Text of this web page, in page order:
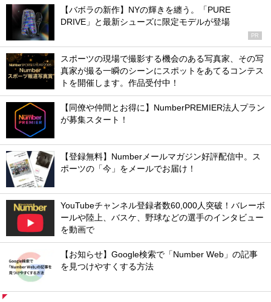
【バボラの新作】NYの輝きを纏う。「PURE
DRIVE」と最新シューズに限定モデルが登場
PR
スポーツの現場で撮影する機会のある写真家、その写
真家が撮る一瞬のシーンにスポットをあてるコンテス
トを開催します。作品受付中！
【同僚や仲間とお得に】NumberPREMIER法人プラン
が募集スタート！
【登録無料】Numberメールマガジン好評配信中。ス
ポーツの「今」をメールでお届け！
YouTubeチャンネル登録者数60,000人突破！バレーボ
ールや陸上、バスケ、野球などの選手のインタビュー
を動画で
【お知らせ】Google検索で「Number Web」の記事
を見つけやすくする方法